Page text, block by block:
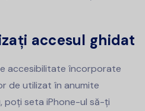
accesul ghidat
accesibilitate încorporate
de utilizat în anumite
poți seta iPhone-ul să-ți